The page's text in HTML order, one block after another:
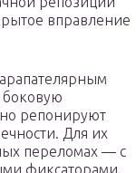
вправление
боковую
репонируют
Для их
переломах — с
фиксаторами.